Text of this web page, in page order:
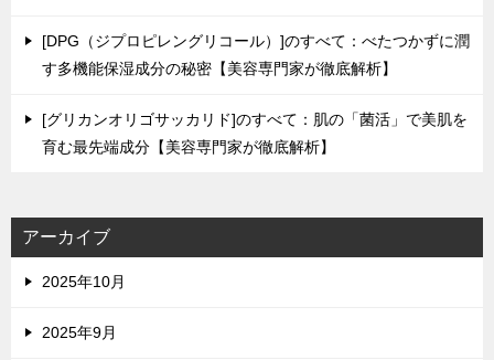
[DPG（ジプロピレングリコール）]のすべて：べたつかずに潤
す多機能保湿成分の秘密【美容専門家が徹底解析】
[グリカンオリゴサッカリド]のすべて：肌の「菌活」で美肌を
育む最先端成分【美容専門家が徹底解析】
アーカイブ
2025年10月
2025年9月